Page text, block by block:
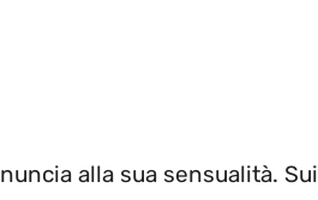
alla sua sensualità. Sui